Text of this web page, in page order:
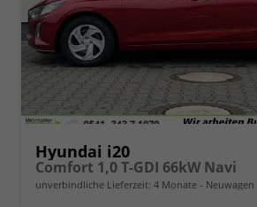
Hyundai i20
Comfort 1,0 T-GDI 66kW Navi
unverbindliche Lieferzeit: 4 Monate Neuwagen